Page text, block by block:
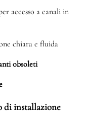
accesso a canali in
chiara e fluida
obsoleti
di installazione